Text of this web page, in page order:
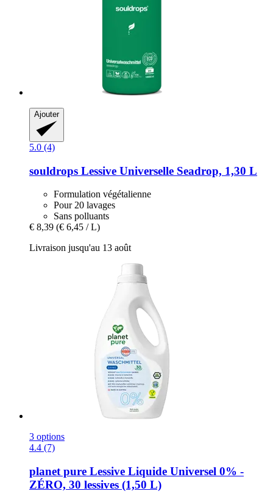
Ajouter
5.0 (4)
souldrops Lessive Universelle Seadrop, 1,30 L
Formulation végétalienne
Pour 20 lavages
Sans polluants
€ 8,39 (€ 6,45 / L)
Livraison jusqu'au 13 août
3 options
4.4 (7)
planet pure Lessive Liquide Universel 0% -​
ZÉRO, 30 lessives (1,50 L)